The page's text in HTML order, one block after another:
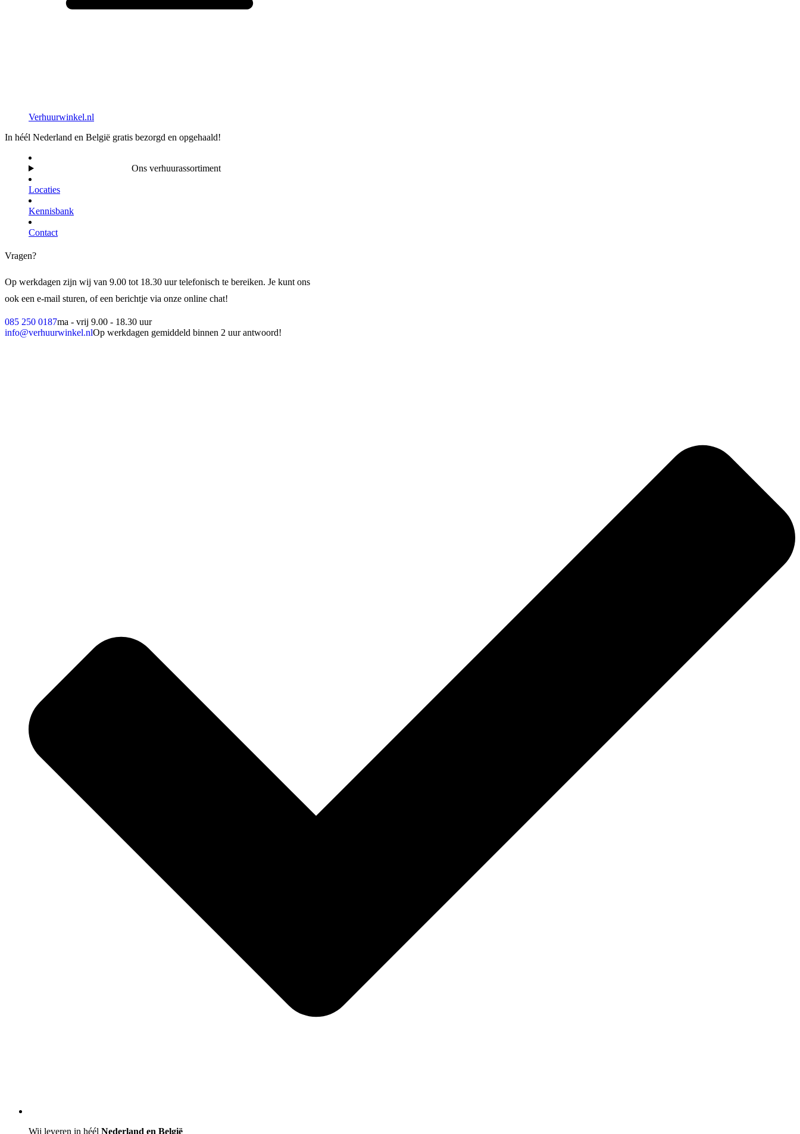
Verhuurwinkel.nl
In héél Nederland en België gratis bezorgd en opgehaald!
Ons verhuurassortiment
Locaties
Kennisbank
Contact
Vragen?
Op werkdagen zijn wij van 9.00 tot 18.30 uur telefonisch te bereiken. Je kunt ons
ook een e-mail sturen, of een berichtje via onze online chat!
085 250 0187ma - vrij 9.00 - 18.30 uur
info@verhuurwinkel.nlOp werkdagen gemiddeld binnen 2 uur antwoord!
Wij leveren in héél Nederland en België